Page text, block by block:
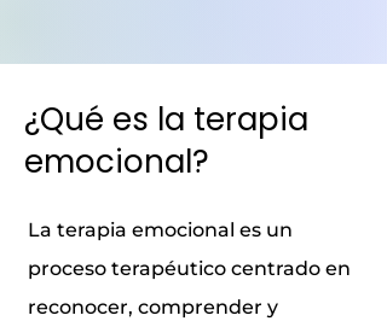
¿Qué es la terapia
emocional?
La terapia emocional es un
proceso terapéutico centrado en
reconocer, comprender y